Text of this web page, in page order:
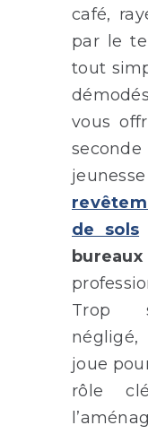
café,
par le
tout
vous
seconde
de sols
bureaux
Trop
joue
rôle